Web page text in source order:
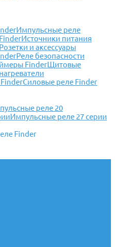
Импульсные реле
Источники питания
Розетки и аксессуары
Реле безопасности
FinderЩитовые
Силовые реле Finder
реле 20
Импульсные реле 27 серии
Finder